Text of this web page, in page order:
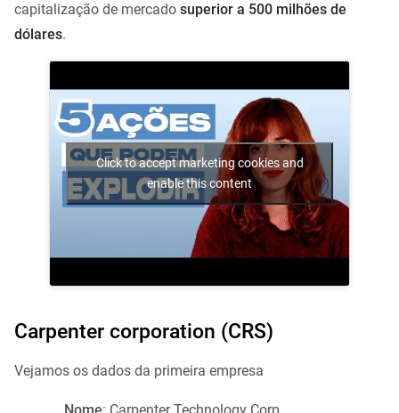
capitalização de mercado superior a 500 milhões de
dólares.
Click to accept marketing cookies and
enable this content
Carpenter corporation (CRS)
Vejamos os dados da primeira empresa